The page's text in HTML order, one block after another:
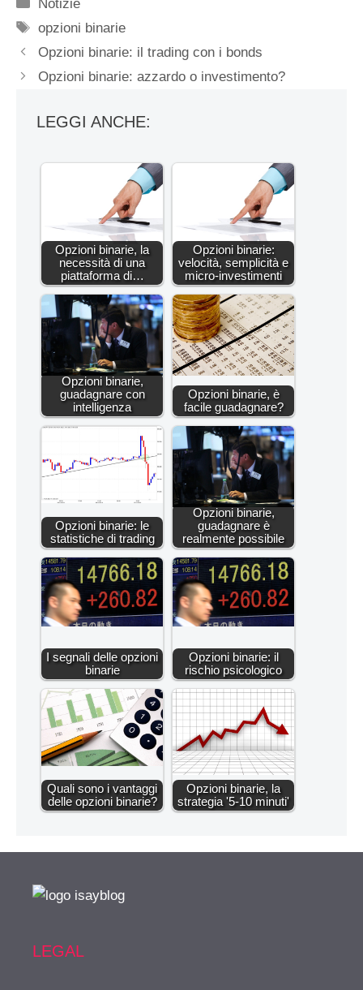
Notizie
Tag
opzioni binarie
Opzioni binarie: il trading con i bonds
Opzioni binarie: azzardo o investimento?
LEGGI ANCHE:
Opzioni binarie, la
necessità di una
piattaforma di…
Opzioni binarie:
velocità, semplicità e
micro-investimenti
Opzioni binarie,
guadagnare con
intelligenza
Opzioni binarie, è
facile guadagnare?
Opzioni binarie: le
statistiche di trading
Opzioni binarie,
guadagnare è
realmente possibile
I segnali delle opzioni
binarie
Opzioni binarie: il
rischio psicologico
Quali sono i vantaggi
delle opzioni binarie?
Opzioni binarie, la
strategia '5-10 minuti'
LEGAL